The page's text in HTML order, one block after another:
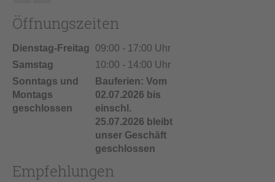
Öffnungszeiten
Dienstag-Freitag
09:00 - 17:00 Uhr
Samstag
10:00 - 14:00 Uhr
Sonntags und
Montags
geschlossen
Bauferien: Vom
02.07.2026 bis
einschl.
25.07.2026 bleibt
unser Geschäft
geschlossen
Empfehlungen